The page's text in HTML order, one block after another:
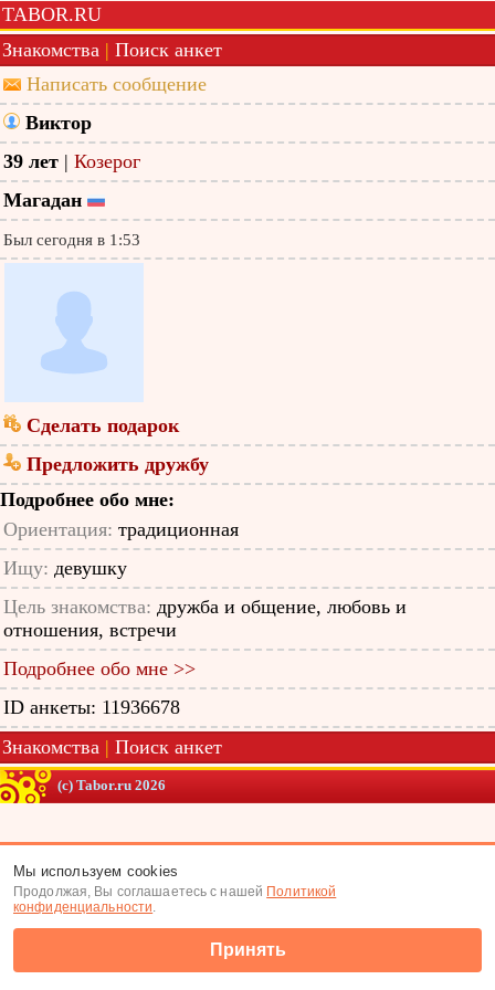
TABOR.RU
Знакомства | Поиск анкет
Написать сообщение
Виктор
39 лет | Козерог
Магадан
Был сегодня в 1:53
Сделать подарок
Предложить дружбу
Подробнее обо мне:
Ориентация: традиционная
Ищу: девушку
Цель знакомства: дружба и общение, любовь и
отношения, встречи
Подробнее обо мне >>
ID анкеты: 11936678
Знакомства | Поиск анкет
(c) Tabor.ru 2026
Мы используем cookies
Продолжая, Вы соглашаетесь с нашей Политикой
конфиденциальности.
Принять